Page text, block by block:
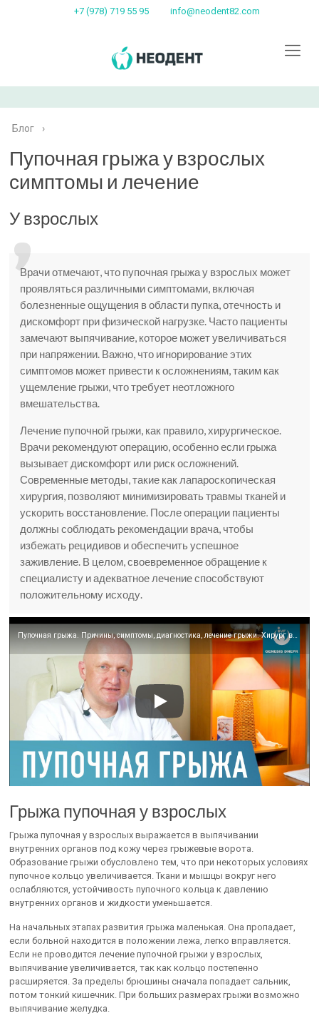
+7 (978) 719 55 95 info@neodent82.com
Блог ›
Пупочная грыжа у взрослых
симптомы и лечение
У взрослых
Врачи отмечают, что пупочная грыжа у взрослых может
проявляться различными симптомами, включая
болезненные ощущения в области пупка, отечность и
дискомфорт при физической нагрузке. Часто пациенты
замечают выпячивание, которое может увеличиваться
при напряжении. Важно, что игнорирование этих
симптомов может привести к осложнениям, таким как
ущемление грыжи, что требует неотложного
вмешательства.
Лечение пупочной грыжи, как правило, хирургическое.
Врачи рекомендуют операцию, особенно если грыжа
вызывает дискомфорт или риск осложнений.
Современные методы, такие как лапароскопическая
хирургия, позволяют минимизировать травмы тканей и
ускорить восстановление. После операции пациенты
должны соблюдать рекомендации врача, чтобы
избежать рецидивов и обеспечить успешное
заживление. В целом, своевременное обращение к
специалисту и адекватное лечение способствуют
положительному исходу.
Пупочная грыжа. Причины, симптомы, диагностика, лечение грыжи. Хирург высшей категории Щевцов А.Н.
Грыжа пупочная у взрослых
Грыжа пупочная у взрослых выражается в выпячивании
внутренних органов под кожу через грыжевые ворота.
Образование грыжи обусловлено тем, что при некоторых условиях
пупочное кольцо увеличивается. Ткани и мышцы вокруг него
ослабляются, устойчивость пупочного кольца к давлению
внутренних органов и жидкости уменьшается.
На начальных этапах развития грыжа маленькая. Она пропадает,
если больной находится в положении лежа, легко вправляется.
Если не проводится лечение пупочной грыжи у взрослых,
выпячивание увеличивается, так как кольцо постепенно
расширяется. За пределы брюшины сначала попадает сальник,
потом тонкий кишечник. При больших размерах грыжи возможно
выпячивание желудка.